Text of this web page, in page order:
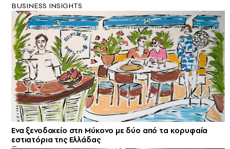
BUSINESS INSIGHTS
Ενα ξενοδοχείο στη Μύκονο με δύο από τα κορυφαία
εστιατόρια της Ελλάδας